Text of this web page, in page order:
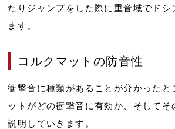
たりジャンプをした際に重音域でドシ
ます。
コルクマットの防音性
衝撃音に種類があることが分かったと
ットがどの衝撃音に有効か、そしてそ
説明していきます。